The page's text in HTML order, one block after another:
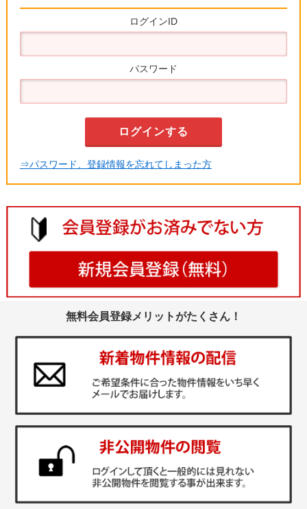
ログインID
パスワード
⇒パスワード、登録情報を忘れてしまった方
無料会員登録メリットがたくさん！